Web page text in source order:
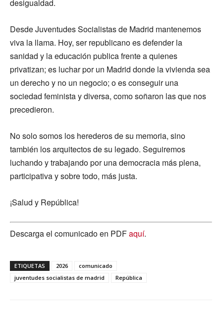
desigualdad.
Desde Juventudes Socialistas de Madrid mantenemos
viva la llama. Hoy, ser republicano es defender la
sanidad y la educación publica frente a quienes
privatizan; es luchar por un Madrid donde la vivienda sea
un derecho y no un negocio; o es conseguir una
sociedad feminista y diversa, como soñaron las que nos
precedieron.
No solo somos los herederos de su memoria, sino
también los arquitectos de su legado. Seguiremos
luchando y trabajando por una democracia más plena,
participativa y sobre todo, más justa.
¡Salud y República!
Descarga el comunicado en PDFaquí.
ETIQUETAS 2026
comunicado
juventudes socialistas de madrid
República